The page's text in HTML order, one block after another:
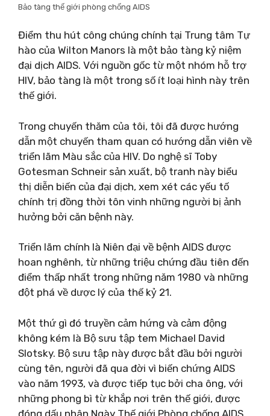
Bảo tàng thế giới phòng chống AIDS
Điểm thu hút công chúng chính tại Trung tâm Tự
hào của Wilton Manors là một bảo tàng kỷ niệm
đại dịch AIDS. Với nguồn gốc từ một nhóm hỗ trợ
HIV, bảo tàng là một trong số ít loại hình này trên
thế giới.
Trong chuyến thăm của tôi, tôi đã được hướng
dẫn một chuyến tham quan có hướng dẫn viên về
triển lãm Màu sắc của HIV. Do nghệ sĩ Toby
Gotesman Schneir sản xuất, bộ tranh này biểu
thị diễn biến của đại dịch, xem xét các yếu tố
chính trị đồng thời tôn vinh những người bị ảnh
hưởng bởi căn bệnh này.
Triển lãm chính là Niên đại về bệnh AIDS được
hoan nghênh, từ những triệu chứng đầu tiên đến
điểm thấp nhất trong những năm 1980 và những
đột phá về dược lý của thế kỷ 21.
Một thứ gì đó truyền cảm hứng và cảm động
không kém là Bộ sưu tập tem Michael David
Slotsky. Bộ sưu tập này được bắt đầu bởi người
cùng tên, người đã qua đời vì biến chứng AIDS
vào năm 1993, và được tiếp tục bởi cha ông, với
những phong bì từ khắp nơi trên thế giới, được
đóng dấu nhân Ngày Thế giới Phòng chống AIDS.